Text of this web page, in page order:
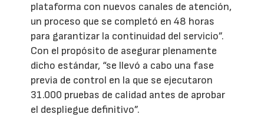
plataforma con nuevos canales de atención,
un proceso que se completó en 48 horas
para garantizar la continuidad del servicio”.
Con el propósito de asegurar plenamente
dicho estándar, “se llevó a cabo una fase
previa de control en la que se ejecutaron
31.000 pruebas de calidad antes de aprobar
el despliegue definitivo”.